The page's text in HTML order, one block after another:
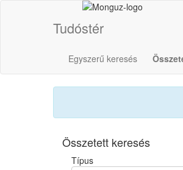
Tudóstér
Egyszerű keresés
Összetett keresés
Típus